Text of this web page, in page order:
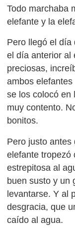
Todo marchaba
elefante y la
Pero llegó el día
el día anterior al
preciosas,
ambos
se los colocó en
muy contento.
bonitos.
Pero justo antes
elefante tropezó
estrepitosa al
buen susto y un
levantarse. Y al
desgracia, que
caído al agua.